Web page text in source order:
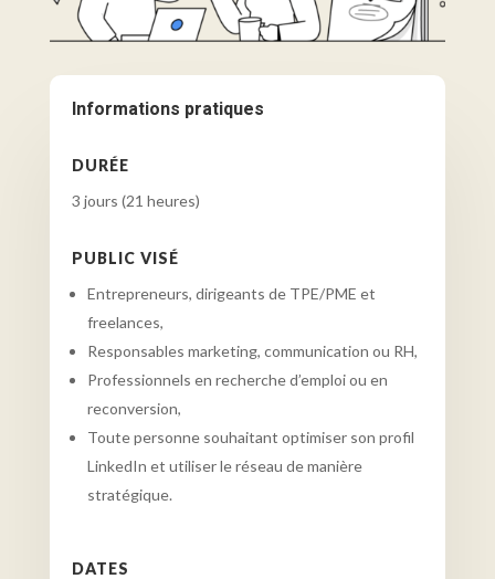
Informations pratiques
DURÉE
3 jours (21 heures)
PUBLIC VISÉ
Entrepreneurs, dirigeants de TPE/PME et
freelances,
Responsables marketing, communication ou RH,
Professionnels en recherche d’emploi ou en
reconversion,
Toute personne souhaitant optimiser son profil
LinkedIn et utiliser le réseau de manière
stratégique.
DATES